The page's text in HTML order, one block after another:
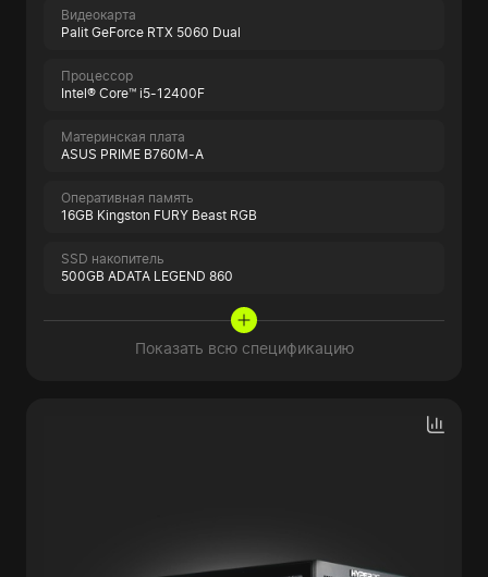
Видеокарта
Palit GeForce RTX 5060 Dual
Процессор
Intel® Core™ i5-12400F
Материнская плата
ASUS PRIME B760M-A
Оперативная память
16GB Kingston FURY Beast RGB
SSD накопитель
500GB ADATA LEGEND 860
Показать всю спецификацию